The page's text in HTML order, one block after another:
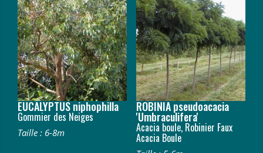
EUCALYPTUS niphophilla
Gommier des Neiges
Taille : 6-8m
ROBINIA pseudoacacia
'Umbraculifera'
Acacia boule, Robinier Faux
Acacia Boule